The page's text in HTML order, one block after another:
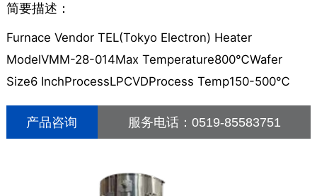
简要描述：
Furnace Vendor TEL(Tokyo Electron) Heater
ModelVMM-28-014Max Temperature800℃Wafer
Size6 InchProcessLPCVDProcess Temp150-500℃
产品咨询 服务电话： 0519-85583751